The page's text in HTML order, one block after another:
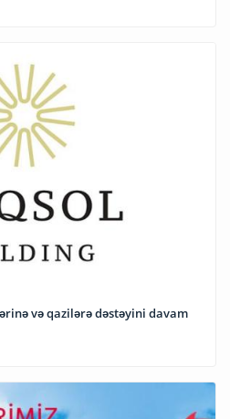
və qazilərə dəstəyini davam